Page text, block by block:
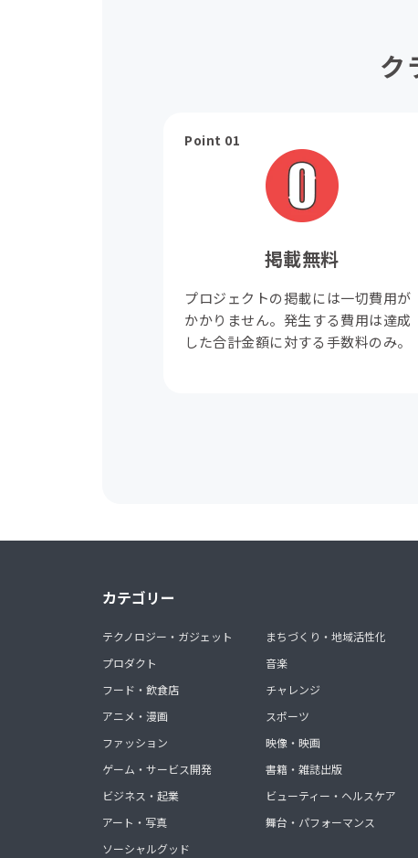
ク
Point 01
掲載無料
プロジェクトの掲載には一切費用が
かかりません。発生する費用は達成
した合計金額に対する手数料のみ。
カテゴリー
テクノロジー・ガジェット
プロダクト
フード・飲食店
アニメ・漫画
ファッション
ゲーム・サービス開発
ビジネス・起業
アート・写真
ソーシャルグッド
まちづくり・地域活性化
音楽
チャレンジ
スポーツ
映像・映画
書籍・雑誌出版
ビューティー・ヘルスケア
舞台・パフォーマンス